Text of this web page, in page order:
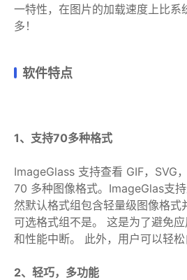
一特性，在图片的加载速度上比系
多！
软件特点
1、支持70多种格式
ImageGlass 支持查看 GIF，SVG
70 多种图像格式。ImageGlas支
然默认格式组包含轻量级图像格式
可选格式组不是。 这是为了避免
和性能中断。 此外，用户可以轻松
2、轻巧，多功能